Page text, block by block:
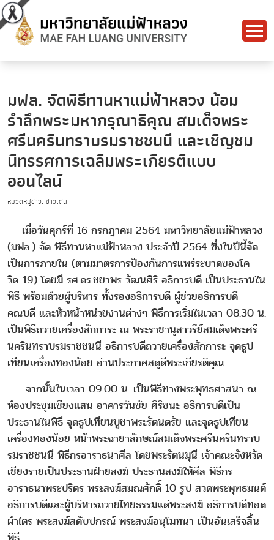
มฟล. จัดพิธีทานหาแม่ฟ้าหลวง น้อม
รำลึกพระมหากรุณาธิคุณ สมเด็จพระ
ศรีนครินทราบรมราชชนนี และเชิญชม
นิทรรศการเฉลิมพระเกียรติแบบ
ออนไลน์
หมวดหมู่ข่าว: ข่าวเด่น
เมื่อวันศุกร์ที่ 16 กรกฎาคม 2564 มหาวิทยาลัยแม่ฟ้าหลวง
(มฟล.) จัด พิธีทานหาแม่ฟ้าหลวง ประจำปี 2564 ซึ่งในปีนี้จัด
เป็นการภายใน (ตามมาตรการป้องกันการแพร่ระบาดของโค
วิด-19) โดยมี รศ.ดร.ชยาพร วัฒนศิริ อธิการบดี เป็นประธานใน
พิธี พร้อมด้วยผู้บริหาร ทั้งรองอธิการบดี ผู้ช่วยอธิการบดี
คณบดี และหัวหน้าหน่วยงานต่างๆ พิธีการเริ่มในเวลา 08.30 น.
เป็นพิธีถวายเครื่องสักการะ ณ พระราชานุสาวรีย์สมเด็จพระศรี
นครินทราบรมราชชนนี อธิการบดีถวายเครื่องสักการะ จุดธูป
เทียนเครื่องทองน้อย อ่านประกาศสดุดีพระเกียรติคุณ
จากนั้นในเวลา 09.00 น. เป็นพิธีทางพระพุทธศาสนา ณ
ห้องประชุมเชียงแสน อาคารวันชัย ศิริชนะ อธิการบดีเป็น
ประธานในพิธี จุดธูปเทียนบูชาพระรัตนตรัย และจุดธูปเทียน
เครื่องทองน้อย หน้าพระฉายาลักษณ์สมเด็จพระศรีนครินทราบ
รมราชชนนี พิธีกรอาราธนาศีล โดยพระรัตนมุนี เจ้าคณะจังหวัด
เชียงรายเป็นประธานฝ่ายสงฆ์ ประธานสงฆ์ให้ศีล พิธีกร
อาราธนาพระปริตร พระสงฆ์สมณศักดิ์ 10 รูป สวดพระพุทธมนต์
อธิการบดีและผู้บริหารถวายไทยธรรมแด่พระสงฆ์ อธิการบดีทอด
ผ้าไตร พระสงฆ์สดับปกรณ์ พระสงฆ์อนุโมทนา เป็นอันเสร็จสิ้น